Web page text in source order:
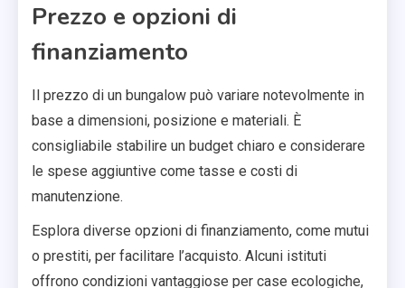
Prezzo e opzioni di
finanziamento
Il prezzo di un bungalow può variare notevolmente in
base a dimensioni, posizione e materiali. È
consigliabile stabilire un budget chiaro e considerare
le spese aggiuntive come tasse e costi di
manutenzione.
Esplora diverse opzioni di finanziamento, come mutui
o prestiti, per facilitare l’acquisto. Alcuni istituti
offrono condizioni vantaggiose per case ecologiche,